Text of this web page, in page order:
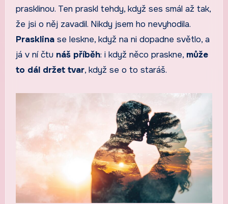
prasklinou. Ten praskl tehdy, když ses smál až tak,
že jsi o něj zavadil. Nikdy jsem ho nevyhodila.
Prasklinase leskne, když na ni dopadne světlo, a
já v ní čtu náš příběh: i když něco praskne, může
to dál držet tvar, když se o to staráš.